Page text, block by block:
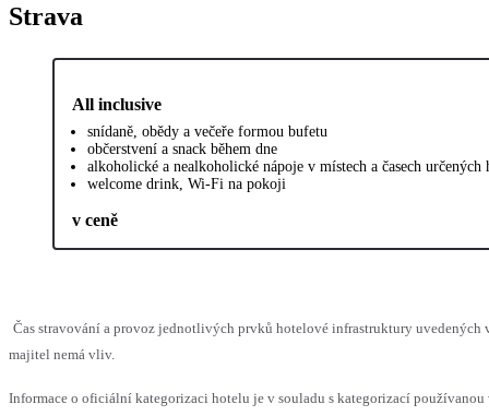
Strava
All inclusive
snídaně, obědy a večeře formou bufetu
občerstvení a snack během dne
alkoholické a nealkoholické nápoje v místech a časech určených
welcome drink, Wi-Fi na pokoji
v ceně
Čas stravování a provoz jednotlivých prvků hotelové infrastruktury uvedených
majitel nemá vliv.
Informace o oficiální kategorizaci hotelu je v souladu s kategorizací